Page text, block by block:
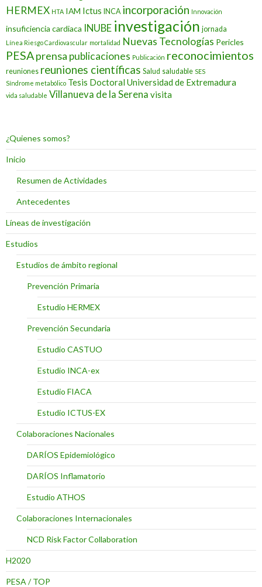
HERMEX HTA IAM Ictus INCA incorporación Innovación
insuficiencia cardiaca INUBE investigación jornada
Línea Riesgo Cardiovascular mortalidad Nuevas Tecnologías Pericles
PESAprensa publicaciones Publicación reconocimientos
reuniones reuniones científicas Salud saludable SES
Síndrome metabólico Tesis Doctoral Universidad de Extremadura
vida saludable Villanueva de la Serena visita
¿Quienes somos?
Inicio
Resumen de Actividades
Antecedentes
Líneas de investigación
Estudios
Estudios de ámbito regional
Prevención Primaria
Estudio HERMEX
Prevención Secundaria
Estudio CASTUO
Estudio INCA-ex
Estudio FIACA
Estudio ICTUS-EX
Colaboraciones Nacionales
DARÍOS Epidemiológico
DARÍOS Inflamatorio
Estudio ATHOS
Colaboraciones Internacionales
NCD Risk Factor Collaboration
H2020
PESA / TOP